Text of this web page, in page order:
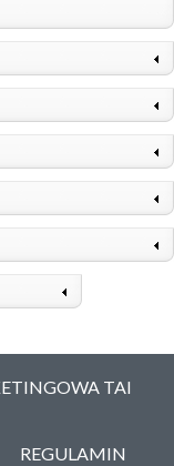
TAI
REGULAMIN